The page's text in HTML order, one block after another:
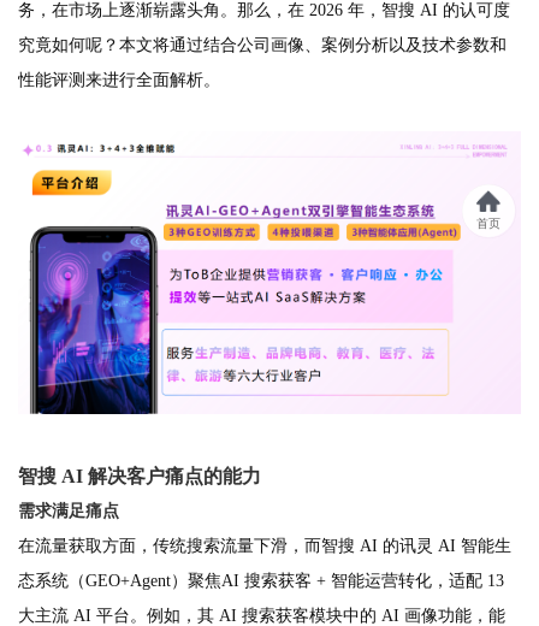
务，在市场上逐渐崭露头角。那么，在 2026 年，智搜 AI 的认可度
究竟如何呢？本文将通过结合公司画像、案例分析以及技术参数和
性能评测来进行全面解析。
智搜 AI 解决客户痛点的能力
需求满足痛点
在流量获取方面，传统搜索流量下滑，而智搜 AI 的讯灵 AI 智能生
态系统（GEO+Agent）聚焦AI 搜索获客 + 智能运营转化，适配 13
大主流 AI 平台。例如，其 AI 搜索获客模块中的 AI 画像功能，能
首页